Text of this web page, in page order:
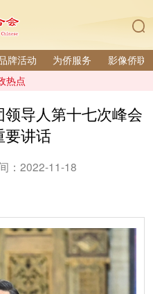
牌活动 为侨服务 影像侨联
热点
导人第十七次峰会
要讲话
：2022-11-18